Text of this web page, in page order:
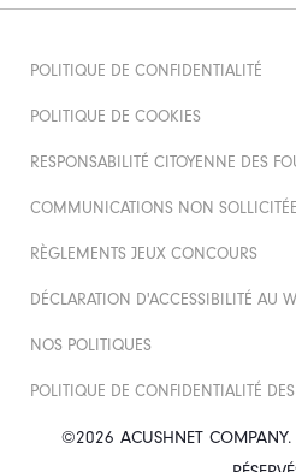
©2026 ACUSHNET COMPANY.
POLITIQUE DE CONFIDENTIALITÉ
POLITIQUE DE COOKIES
RESPONSABILITÉ CITOYENNE DES
COMMUNICATIONS NON
RÈGLEMENTS JEUX CONCOURS
DÉCLARATION D'ACCESSIBILITÉ AU
NOS POLITIQUES
POLITIQUE DE CONFIDENTIALITÉ